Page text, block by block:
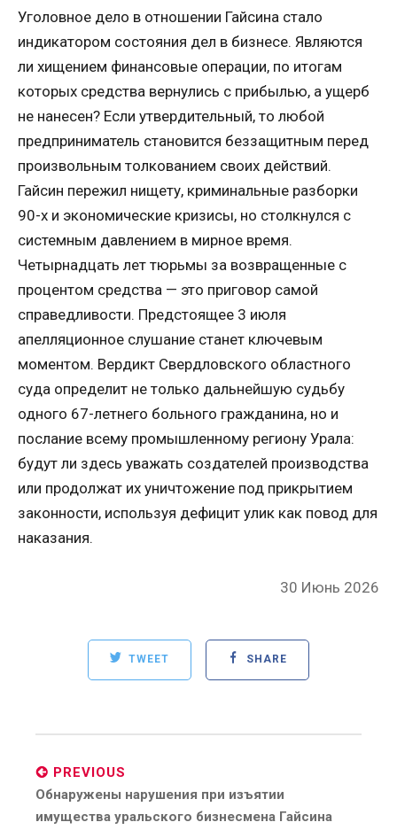
Уголовное дело в отношении Гайсина стало
индикатором состояния дел в бизнесе. Являются
ли хищением финансовые операции, по итогам
которых средства вернулись с прибылью, а ущерб
не нанесен? Если утвердительный, то любой
предприниматель становится беззащитным перед
произвольным толкованием своих действий.
Гайсин пережил нищету, криминальные разборки
90-х и экономические кризисы, но столкнулся с
системным давлением в мирное время.
Четырнадцать лет тюрьмы за возвращенные с
процентом средства — это приговор самой
справедливости. Предстоящее 3 июля
апелляционное слушание станет ключевым
моментом. Вердикт Свердловского областного
суда определит не только дальнейшую судьбу
одного 67-летнего больного гражданина, но и
послание всему промышленному региону Урала:
будут ли здесь уважать создателей производства
или продолжат их уничтожение под прикрытием
законности, используя дефицит улик как повод для
наказания.
Posted
30 Июнь 2026
TWEET SHARE
navigation
PREVIOUS
Previous
post:
Обнаружены нарушения при изъятии
имущества уральского бизнесмена Гайсина